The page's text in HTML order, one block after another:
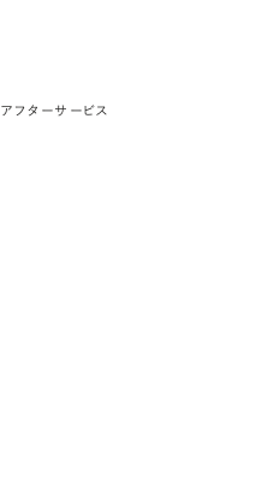
アフターサービス